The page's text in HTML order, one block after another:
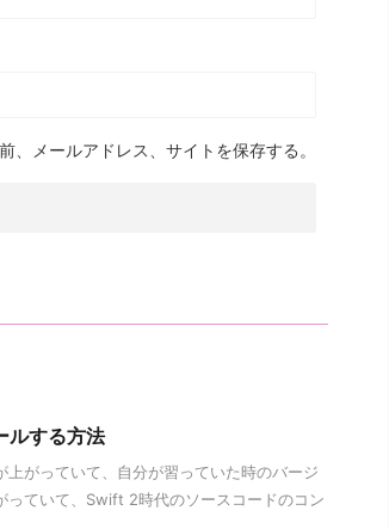
メールアドレス、サイトを保存する。
ルする方法
がっていて、自分が習っていた時のバージ
ていて、Swift 2時代のソースコードのコン